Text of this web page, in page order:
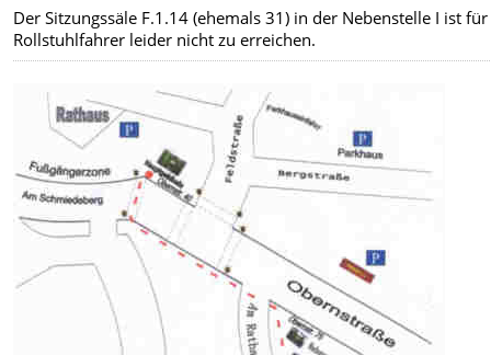
Der Sitzungssäle F.1.14 (ehemals 31) in der Nebenstelle I ist für
Rollstuhlfahrer leider nicht zu erreichen.